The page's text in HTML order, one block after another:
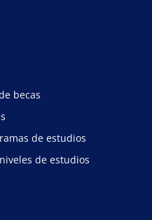
becas
de estudios
de estudios